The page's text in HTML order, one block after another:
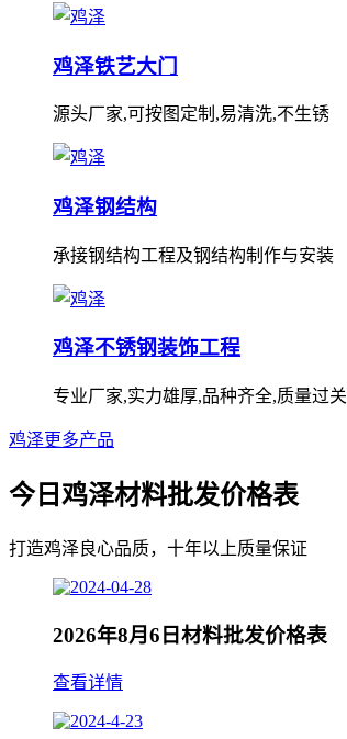
鸡泽铁艺大门
源头厂家,可按图定制,易清洗,不生锈
鸡泽钢结构
承接钢结构工程及钢结构制作与安装
鸡泽不锈钢装饰工程
专业厂家,实力雄厚,品种齐全,质量过关
鸡泽更多产品
今日鸡泽材料批发价格表
打造鸡泽良心品质，十年以上质量保证
2026年8月6日材料批发价格表
查看详情